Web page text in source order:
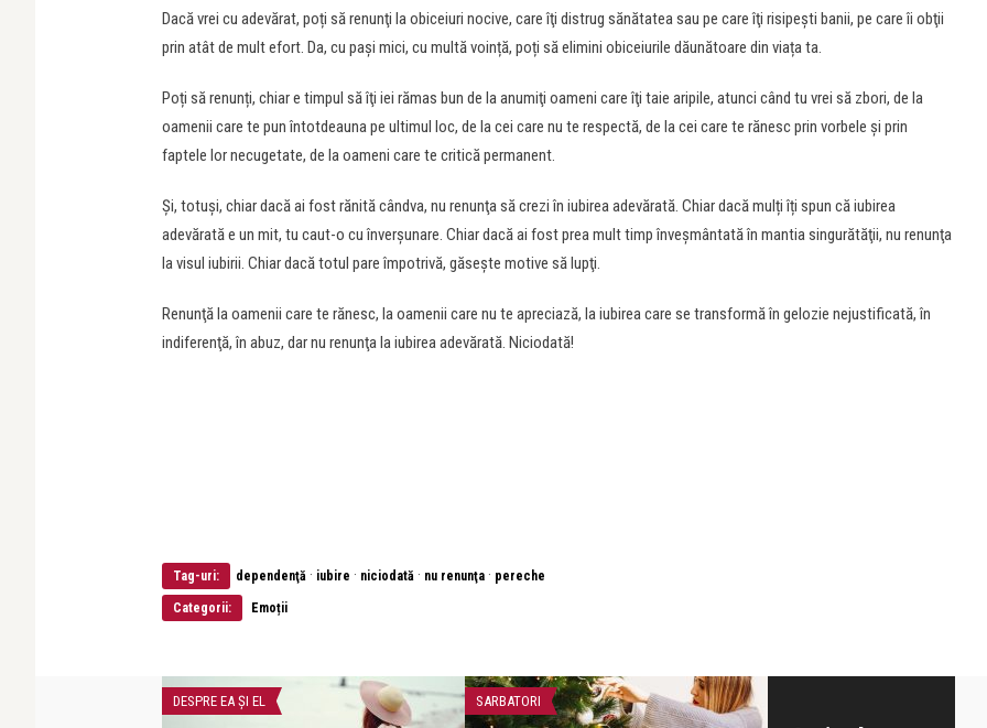
Dacă vrei cu adevărat, poți să renunţi la obiceiuri nocive, care îţi distrug sănătatea sau pe care îţi risipeşti banii, pe care îi obţii
prin atât de mult efort. Da, cu pași mici, cu multă voință, poți să elimini obiceiurile dăunătoare din viața ta.
Poți să renunți, chiar e timpul să îţi iei rămas bun de la anumiţi oameni care îţi taie aripile, atunci când tu vrei să zbori, de la
oamenii care te pun întotdeauna pe ultimul loc, de la cei care nu te respectă, de la cei care te rănesc prin vorbele şi prin
faptele lor necugetate, de la oameni care te critică permanent.
Şi, totuşi, chiar dacă ai fost rănită cândva, nu renunţa să crezi în iubirea adevărată. Chiar dacă mulți îți spun că iubirea
adevărată e un mit, tu caut-o cu înverşunare. Chiar dacă ai fost prea mult timp înveşmântată în mantia singurătăţii, nu renunţa
la visul iubirii. Chiar dacă totul pare împotrivă, găseşte motive să lupţi.
Renunţă la oamenii care te rănesc, la oamenii care nu te apreciază, la iubirea care se transformă în gelozie nejustificată, în
indiferenţă, în abuz, dar nu renunţa la iubirea adevărată. Niciodată!
Tag-uri: dependenţă · iubire · niciodată · nu renunţa · pereche
Categorii: Emoții
DESPRE EA ŞI EL SARBATORI